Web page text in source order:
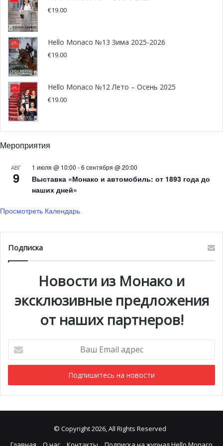
момента начала чемпионата. Во время гонок на первом
повороте трассы произошла крупная авария с участием
нескольких болидов, никто из гонщиков не пострадал.
Пилоты монегасской команды Venturi заняли 7-е и 11-е
места.
В пятницу 8-го мая, по случаю национального праздника
— дня окончания Второй мировой войны во Франции,
были закрыты почтовые отделения Монако. Для
Княжества этот день не является государственным
праздник Вознесения.
€19.00
Hello Monaco №13 Зима 2025-2026
€19.00
Hello Monaco №12 Лето – Осень 2025
€19.00
Мероприятия
АВГ
9
1 июля @ 10:00 -6 сентября @ 20:00
Выставка «Монако и автомобиль: от 1893 года до
наших дней»
Просмотреть Календарь
Подписка
Новости из Монако и
эксклюзивные предложения
от наших партнеров!
Email
адрес
© Copyright 2026, All Rights Reserved